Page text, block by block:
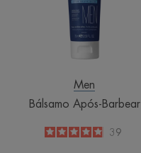
Men
Bálsamo Após-Barbear
4.9
/
5
39